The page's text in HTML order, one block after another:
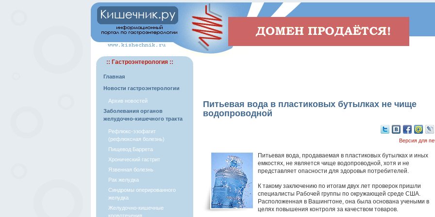
:: Гастроэнтерология ::
Главная
Новости гастроэнтерологии
Архив новостей
Заболевания органов
желудочно-кишечного тракта
Рефлюкс-эзофагит
(рефлюксная болезнь)
Пищевод Баррета
Хронический гастрит
Язвенная болезнь
Рак желудка
Синдромы оперированного
желудка
Желудочно-кишечные
кровотечения
Питьевая вода в пластиковых бутылках не чище
водопроводной
Версия для
Питьевая вода, продаваемая в пластиковых бутылках и иных
емкостях, не является чище водопроводной, хотя и не
представляет опасности для здоровья потребителей.
К такому заключению по итогам двух лет проверок пришли
специалисты Рабочей группы по окружающей среде США.
Расположенная в Вашингтоне, она была основана учеными в
целях повышения контроля за качеством товаров.